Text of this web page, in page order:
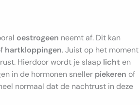
oestrogeen neemt af. Dit kan
hartkloppingen. Juist op het moment
Hierdoor wordt je slaap licht en
in de hormonen sneller piekeren of
normaal dat de nachtrust in deze